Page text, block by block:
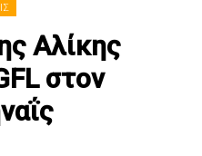
Αλίκης
στον